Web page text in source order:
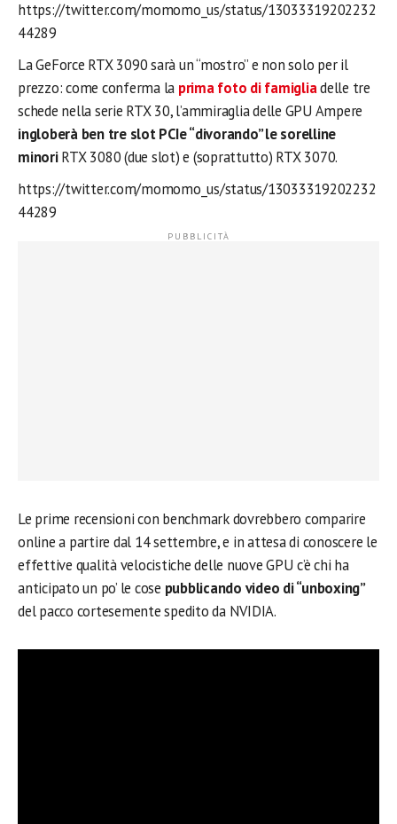
https://twitter.com/momomo_us/status/13033319202232
44289
La GeForce RTX 3090 sarà un “mostro” e non solo per il
prezzo: come conferma la prima foto di famigliadelle tre
schede nella serie RTX 30, l’ammiraglia delle GPU Ampere
ingloberà ben tre slot PCIe “divorando” le sorelline
minoriRTX 3080 (due slot) e (soprattutto) RTX 3070.
https://twitter.com/momomo_us/status/13033319202232
44289
Le prime recensioni con benchmark dovrebbero comparire
online a partire dal 14 settembre, e in attesa di conoscere le
effettive qualità velocistiche delle nuove GPU c’è chi ha
anticipato un po’ le cose pubblicando video di “unboxing”
del pacco cortesemente spedito da NVIDIA.